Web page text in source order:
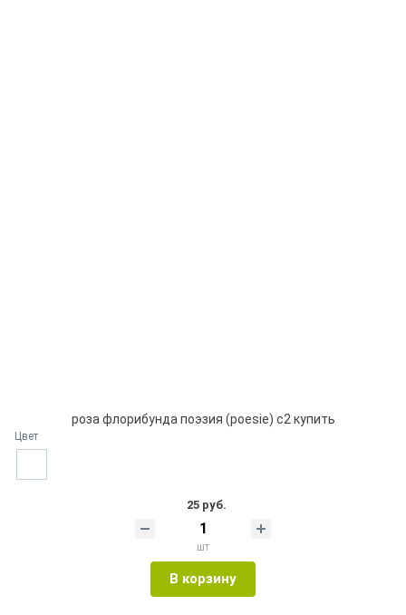
роза флорибунда поэзия (poesie) с2 купить
Цвет
25 руб.
шт
В корзину